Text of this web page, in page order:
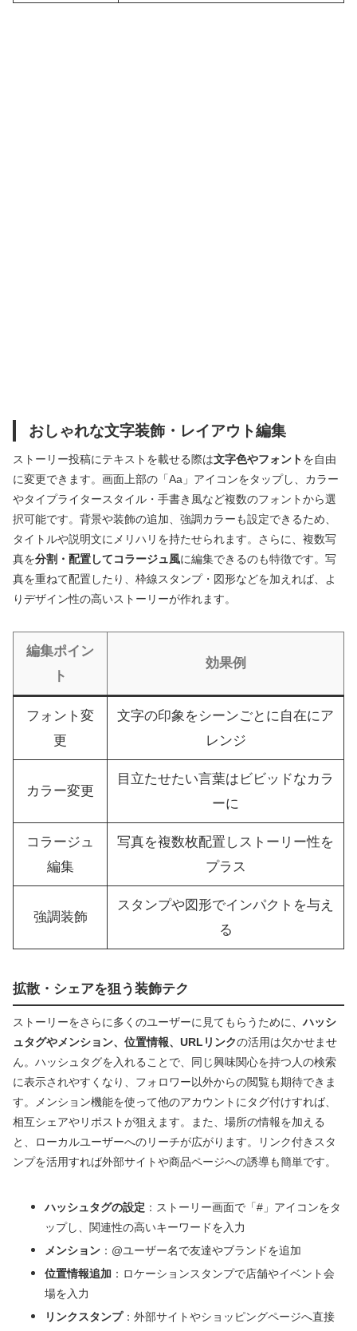
おしゃれな文字装飾・レイアウト編集
ストーリー投稿にテキストを載せる際は文字色やフォントを自由
に変更できます。画面上部の「Aa」アイコンをタップし、カラー
やタイプライタースタイル・手書き風など複数のフォントから選
択可能です。背景や装飾の追加、強調カラーも設定できるため、
タイトルや説明文にメリハリを持たせられます。さらに、複数写
真を分割・配置してコラージュ風に編集できるのも特徴です。写
真を重ねて配置したり、枠線スタンプ・図形などを加えれば、よ
りデザイン性の高いストーリーが作れます。
編集ポイン
ト
効果例
フォント変
更
文字の印象をシーンごとに自在にア
レンジ
カラー変更
目立たせたい言葉はビビッドなカラ
ーに
コラージュ
編集
写真を複数枚配置しストーリー性を
プラス
強調装飾
スタンプや図形でインパクトを与え
る
拡散・シェアを狙う装飾テク
ストーリーをさらに多くのユーザーに見てもらうために、ハッシ
ュタグやメンション、位置情報、URLリンクの活用は欠かせませ
ん。ハッシュタグを入れることで、同じ興味関心を持つ人の検索
に表示されやすくなり、フォロワー以外からの閲覧も期待できま
す。メンション機能を使って他のアカウントにタグ付けすれば、
相互シェアやリポストが狙えます。また、場所の情報を加える
と、ローカルユーザーへのリーチが広がります。リンク付きスタ
ンプを活用すれば外部サイトや商品ページへの誘導も簡単です。
ハッシュタグの設定 ：ストーリー画面で「#」アイコンをタ
ップし、関連性の高いキーワードを入力
メンション ：@ユーザー名で友達やブランドを追加
位置情報追加 ：ロケーションスタンプで店舗やイベント会
場を入力
リンクスタンプ：外部サイトやショッピングページへ直接